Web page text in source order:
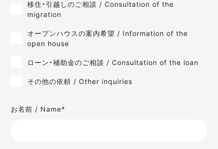
移住・引越しのご相談 / Consultation of the
migration
オープンハウスの案内希望 / Information of the
open house
ローン・補助金のご相談 / Consultation of the loan
その他の依頼 / Other inquiries
お名前 / Name*